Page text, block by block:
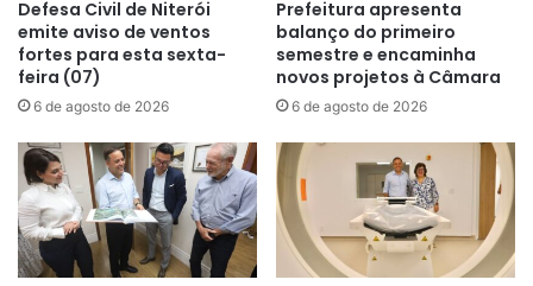
Defesa Civil de Niterói
emite aviso de ventos
fortes para esta sexta-
feira (07)
6 de agosto de 2026
Prefeitura apresenta
balanço do primeiro
semestre e encaminha
novos projetos à Câmara
6 de agosto de 2026